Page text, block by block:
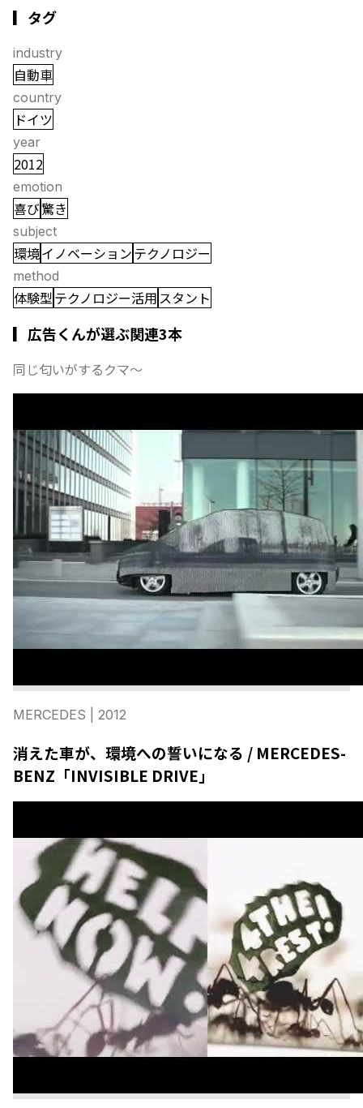
▎タグ
industry
自動車
country
ドイツ
year
2012
emotion
喜び驚き
subject
環境イノベーションテクノロジー
method
体験型テクノロジー活用スタント
▎広告くんが選ぶ関連3本
同じ匂いがするクマ〜
MERCEDES | 2012
消えた車が、環境への誓いになる / MERCEDES-
BENZ「INVISIBLE DRIVE」